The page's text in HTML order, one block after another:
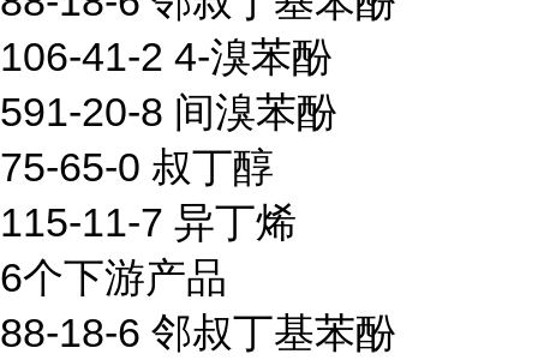
106-41-2 4-溴苯酚
591-20-8 间溴苯酚
75-65-0 叔丁醇
115-11-7 异丁烯
6个下游产品
88-18-6 邻叔丁基苯酚